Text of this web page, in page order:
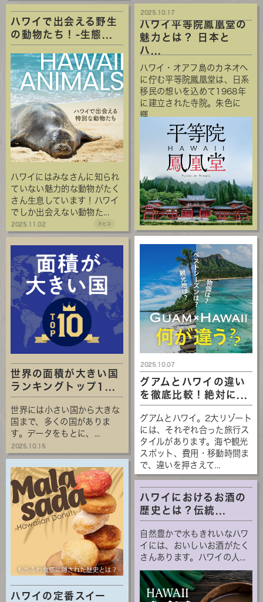
ハワイで出会える野生
の動物たち！-生態...
ハワイにはみなさんに知られ
ていない魅力的な動物がたく
さん生息しています！ハワイ
でしか出会えない動物た...
2025.11.02 カヒコ
ハワイ平等院鳳凰堂の
魅力とは？ 日本と
ハ...
ハワイ・オアフ島のカネオヘ
に佇む平等院鳳凰堂は、日系
移民の想いを込めて1968年
に建立された寺院。朱色に
輝...
2025.10.17
世界の面積が大きい国
ランキングトップ1...
世界には小さい国から大きな
国まで、多くの国がありま
す。データをもとに、...
2025.10.15
グアムとハワイの違い
を徹底比較！絶対に...
グアムとハワイ。2大リゾート
には、それぞれ合った旅行ス
タイルがあります。海や観光
スポット、費用・移動時間ま
で、違いを押さえて...
2025.10.07
ハワイの定番スイー
ハワイにおけるお酒の
歴史とは？伝統...
自然豊かで水もきれいなハワ
イには、おいしいお酒がたく
さんあります。ハワイの人...